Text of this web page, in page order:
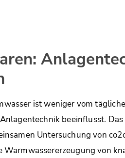
ist weniger vom
beeinflusst.
Untersuchung von
Warmwassererzeugung von